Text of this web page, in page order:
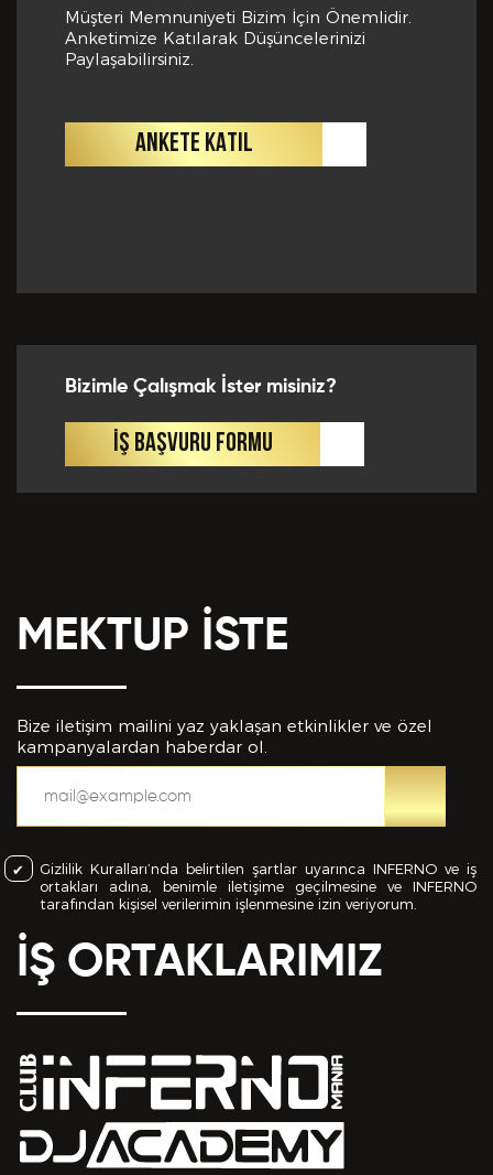
Müşteri Memnuniyeti Bizim İçin Önemlidir.
Anketimize Katılarak Düşüncelerinizi
Paylaşabilirsiniz.
ANKETE KATIL
Bizimle Çalışmak İster misiniz?
İŞ BAŞVURU FORMU
MEKTUP İSTE
Bize iletişim mailini yaz yaklaşan etkinlikler ve özel
kampanyalardan haberdar ol.
Gizlilik Kuralları’nda belirtilen şartlar uyarınca INFERNO ve iş
ortakları adına, benimle iletişime geçilmesine ve INFERNO
tarafından kişisel verilerimin işlenmesine izin veriyorum.
İŞ ORTAKLARIMIZ